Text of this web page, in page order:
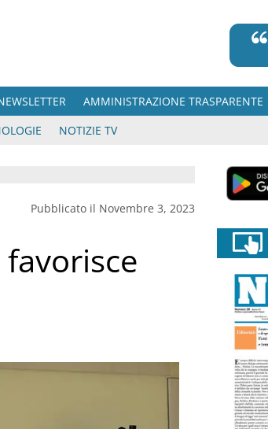
AMMINISTRAZIONE TRASPARENTE
NOTIZIE TV
Pubblicato il Novembre 3, 2023